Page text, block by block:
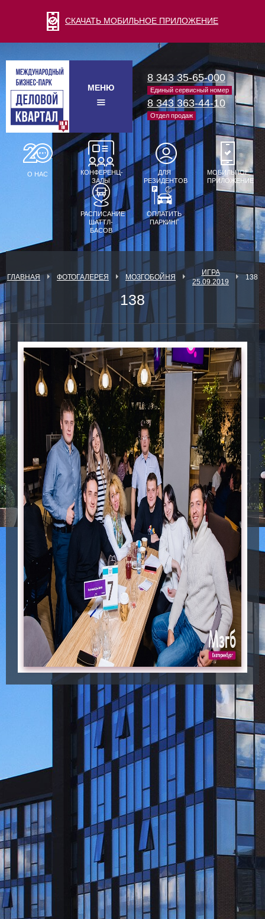
СКАЧАТЬ МОБИЛЬНОЕ ПРИЛОЖЕНИЕ
МЕНЮ
8 343 35-65-000
Единый сервисный номер
8 343 363-44-10
Отдел продаж
О НАС
КОНФЕРЕНЦ-
ЗАЛЫ
ДЛЯ
РЕЗИДЕНТОВ
МОБИЛЬНОЕ
ПРИЛОЖЕНИЕ
РАСПИСАНИЕ
ШАТТЛ-
БАСОВ
ОПЛАТИТЬ
ПАРКИНГ
ГЛАВНАЯ ФОТОГАЛЕРЕЯ МОЗГОБОЙНЯ
ИГРА
25.09.2019
138
138